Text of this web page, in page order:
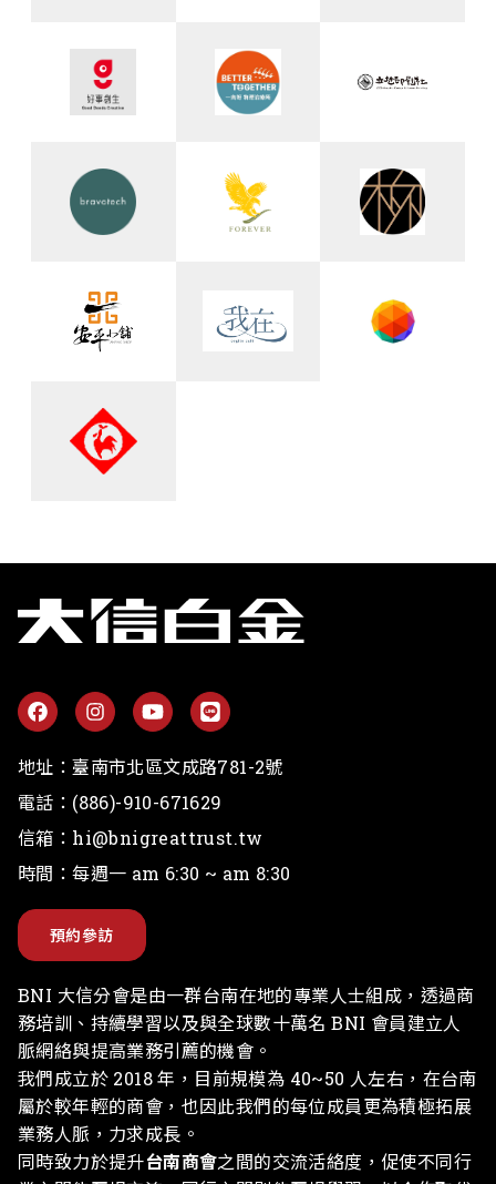
地址：臺南市北區文成路781-2號
電話： (886)-910-671629
信箱： hi@bnigreattrust.tw
時間：每週一 am 6:30 ~ am 8:30
預約參訪
BNI 大信分會是由一群台南在地的專業人士組成，透過商
務培訓、持續學習以及與全球數十萬名 BNI 會員建立人
脈網絡與提高業務引薦的機會。
我們成立於 2018 年，目前規模為 40~50 人左右，在台南
屬於較年輕的商會，也因此我們的每位成員更為積極拓展
業務人脈，力求成長。
同時致力於提升台南商會之間的交流活絡度，促使不同行